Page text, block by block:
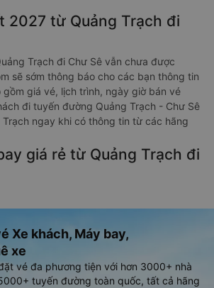
2027 từ Quảng Trạch đi
Trạch đi Chư Sê vẫn chưa được
sẽ sớm thông báo cho các bạn thông tin
giá vé, lịch trình, ngày giờ bán vé
đi tuyến đường Quảng Trạch - Chư Sê
ngay khi có thông tin từ các hãng
giá rẻ từ Quảng Trạch đi
Xe khách, Máy bay,
xe
vé đa phương tiện với hơn 3000+ nhà
tuyến đường toàn quốc, tất cả hãng